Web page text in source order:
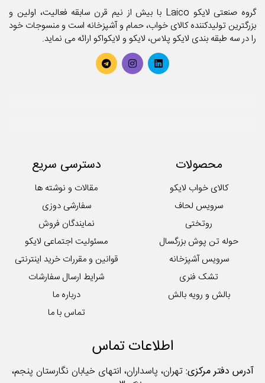
گروه صنعتی لایکو Laico با بیش از نیم قرن سابقه فعالیت، اولین و
بزرگترین تولیدکننده کالای خواب، حمام و آشپزخانه است و منسوجات خود
را در سه طبقه بندی لایکو پلاس، لایکو و لایکواکو ارائه می نماید.
محصولات
کالای خواب لایکو
سرویس لحاف
روتختی
حوله تن پوش بزرگسال
سرویس آشپزخانه
تشک فنری
بالش و رویه بالش
دسترسی سریع
مقالات و نوشته ها
سفارشی دوزی
نمایندگان فروش
مسئولیت اجتماعی لایکو
قوانین و مقررات خرید اینترنتی
شرایط ارسال سفارشات
درباره ما
تماس با ما
اطلاعات تماس
آدرس دفتر مرکزی:تهران، پاسداران، انتهای خیابان نگارستان پنجم،